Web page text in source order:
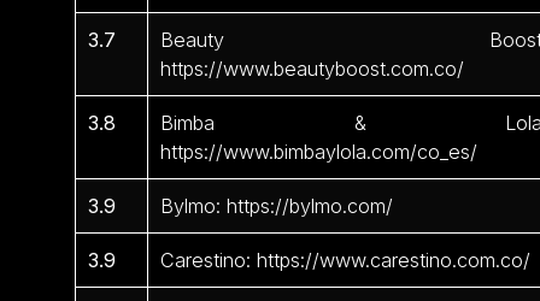
3.7
Beauty
https://www.beautyboost.com.co/
3.8
Bimba &
https://www.bimbaylola.com/co_es/
3.9 Bylmo: https://bylmo.com/
3.9 Carestino: https://www.carestino.com.co/